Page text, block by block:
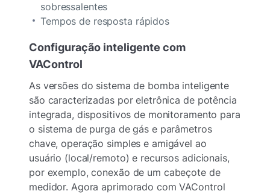
sobressalentes
Tempos de resposta rápidos
Configuração inteligente com
VAControl
As versões do sistema de bomba inteligente
são caracterizadas por eletrônica de potência
integrada, dispositivos de monitoramento para
o sistema de purga de gás e parâmetros
chave, operação simples e amigável ao
usuário (local/remoto) e recursos adicionais,
por exemplo, conexão de um cabeçote de
medidor. Agora aprimorado com VAControl